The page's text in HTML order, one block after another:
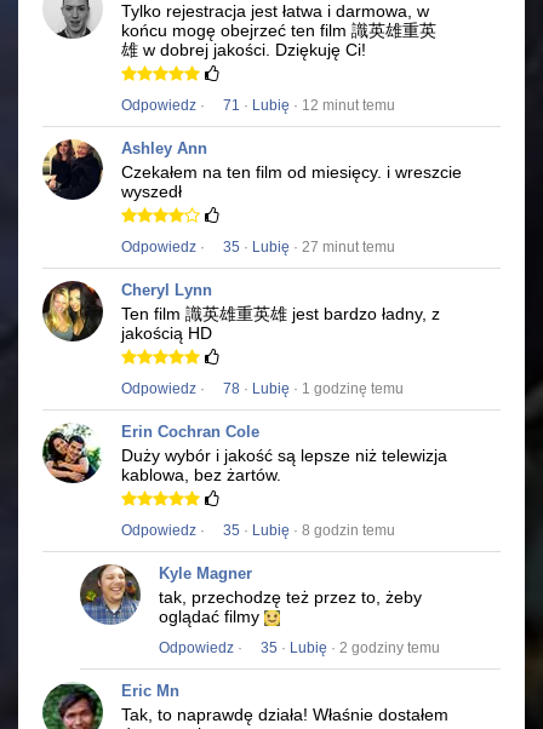
Tylko rejestracja jest łatwa i darmowa, w
końcu mogę obejrzeć ten film 識英雄重英
雄 w dobrej jakości. Dziękuję Ci!
Odpowiedz · 71 · Lubię · 12 minut temu
Ashley Ann
Czekałem na ten film od miesięcy. i wreszcie
wyszedł
Odpowiedz · 35 · Lubię · 27 minut temu
Cheryl Lynn
Ten film 識英雄重英雄 jest bardzo ładny, z
jakością HD
Odpowiedz · 78 · Lubię · 1 godzinę temu
Erin Cochran Cole
Duży wybór i jakość są lepsze niż telewizja
kablowa, bez żartów.
Odpowiedz · 35 · Lubię · 8 godzin temu
Kyle Magner
tak, przechodzę też przez to, żeby
oglądać filmy
Odpowiedz · 35 · Lubię · 2 godziny temu
Eric Mn
Tak, to naprawdę działa! Właśnie dostałem